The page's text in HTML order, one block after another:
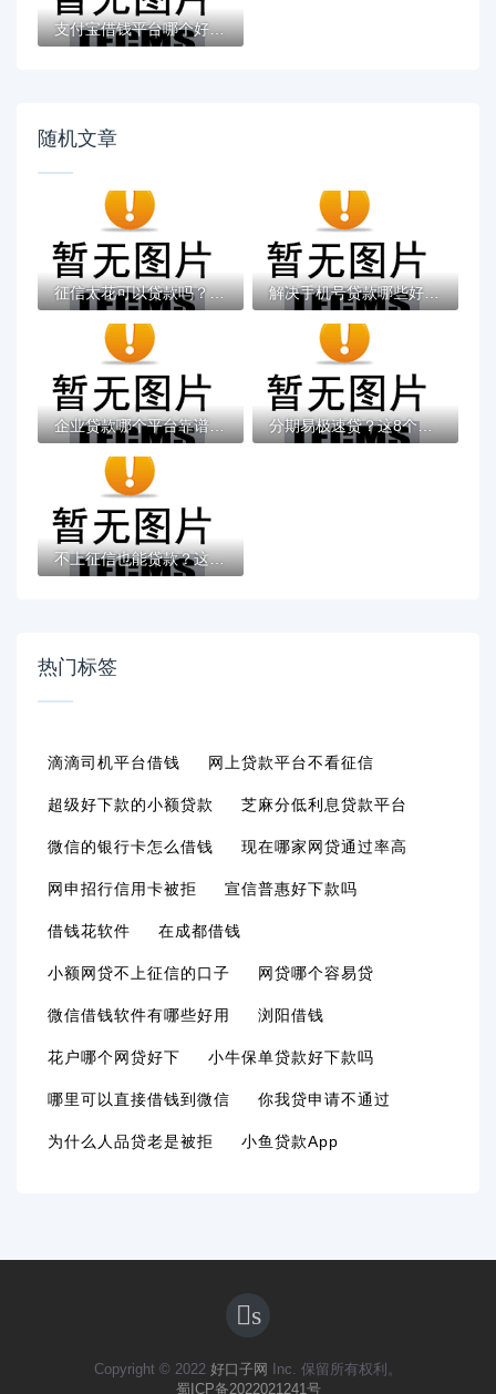
支付宝借钱平台哪个好？实测推荐这3个靠谱低...
随机文章
征信太花可以贷款吗？6个支持下款到微信的黑... 解决手机号贷款哪些好下款的7个2025黑户借款...
企业贷款哪个平台靠谱？2023年十大正规渠道... 分期易极速贷？这8个网贷平台好贷款值得一试
不上征信也能贷款？这些方法或许能帮你解决...
热门标签
滴滴司机平台借钱 网上贷款平台不看征信
超级好下款的小额贷款 芝麻分低利息贷款平台
微信的银行卡怎么借钱 现在哪家网贷通过率高
网申招行信用卡被拒 宣信普惠好下款吗
借钱花软件 在成都借钱
小额网贷不上征信的口子 网贷哪个容易贷
微信借钱软件有哪些好用 浏阳借钱
花户哪个网贷好下 小牛保单贷款好下款吗
哪里可以直接借钱到微信 你我贷申请不通过
为什么人品贷老是被拒 小鱼贷款app
s
Copyright © 2022 好口子网
Inc. 保留所有权利。
蜀ICP备2022021241号